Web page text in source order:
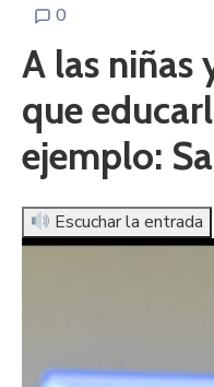
0
A las niñas
que
ejemplo:
Escuchar la entrada